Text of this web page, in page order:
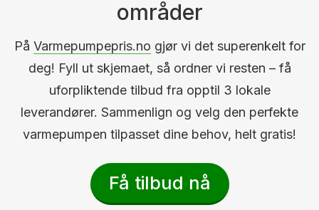
områder
På Varmepumpepris.no gjør vi det superenkelt for
deg! Fyll ut skjemaet, så ordner vi resten – få
uforpliktende tilbud fra opptil 3 lokale
leverandører. Sammenlign og velg den perfekte
varmepumpen tilpasset dine behov, helt gratis!
Få tilbud nå